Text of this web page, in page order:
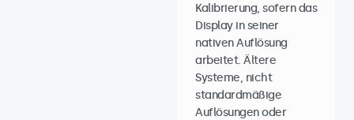
Kalibrierung, sofern das
Display in seiner
nativen Auflösung
arbeitet. Ältere
Systeme, nicht
standardmäßige
Auflösungen oder